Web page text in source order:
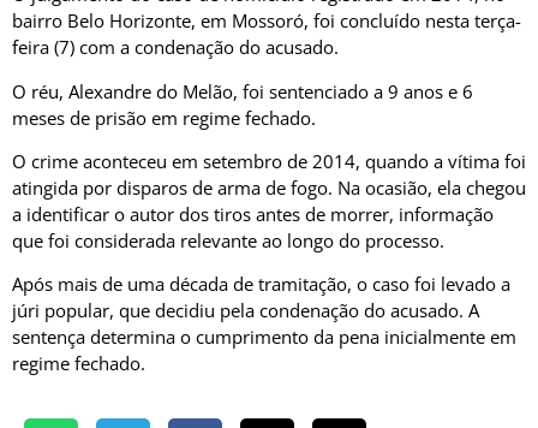
bairro Belo Horizonte, em Mossoró, foi concluído nesta terça-
feira (7) com a condenação do acusado.
O réu, Alexandre do Melão, foi sentenciado a 9 anos e 6
meses de prisão em regime fechado.
O crime aconteceu em setembro de 2014, quando a vítima foi
atingida por disparos de arma de fogo. Na ocasião, ela chegou
a identificar o autor dos tiros antes de morrer, informação
que foi considerada relevante ao longo do processo.
Após mais de uma década de tramitação, o caso foi levado a
júri popular, que decidiu pela condenação do acusado. A
sentença determina o cumprimento da pena inicialmente em
regime fechado.